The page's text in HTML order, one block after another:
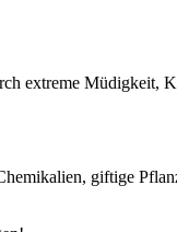
extreme Müdigkeit,
giftige